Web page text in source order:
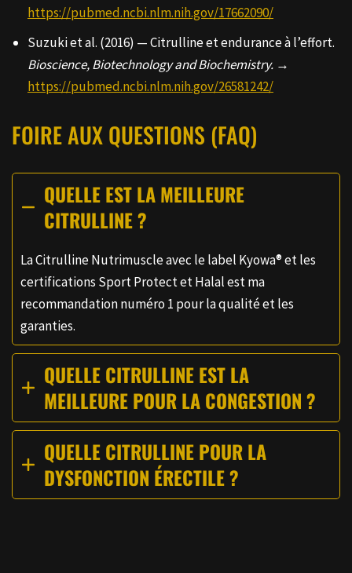
https://pubmed.ncbi.nlm.nih.gov/17662090/
Suzuki et al. (2016) — Citrulline et endurance à l’effort.
Bioscience, Biotechnology and Biochemistry. →
https://pubmed.ncbi.nlm.nih.gov/26581242/
FOIRE AUX QUESTIONS (FAQ)
QUELLE EST LA MEILLEURE
CITRULLINE ?
La Citrulline Nutrimuscle avec le label Kyowa® et les
certifications Sport Protect et Halal est ma
recommandation numéro 1 pour la qualité et les
garanties.
QUELLE CITRULLINE EST LA
MEILLEURE POUR LA CONGESTION ?
QUELLE CITRULLINE POUR LA
DYSFONCTION ÉRECTILE ?